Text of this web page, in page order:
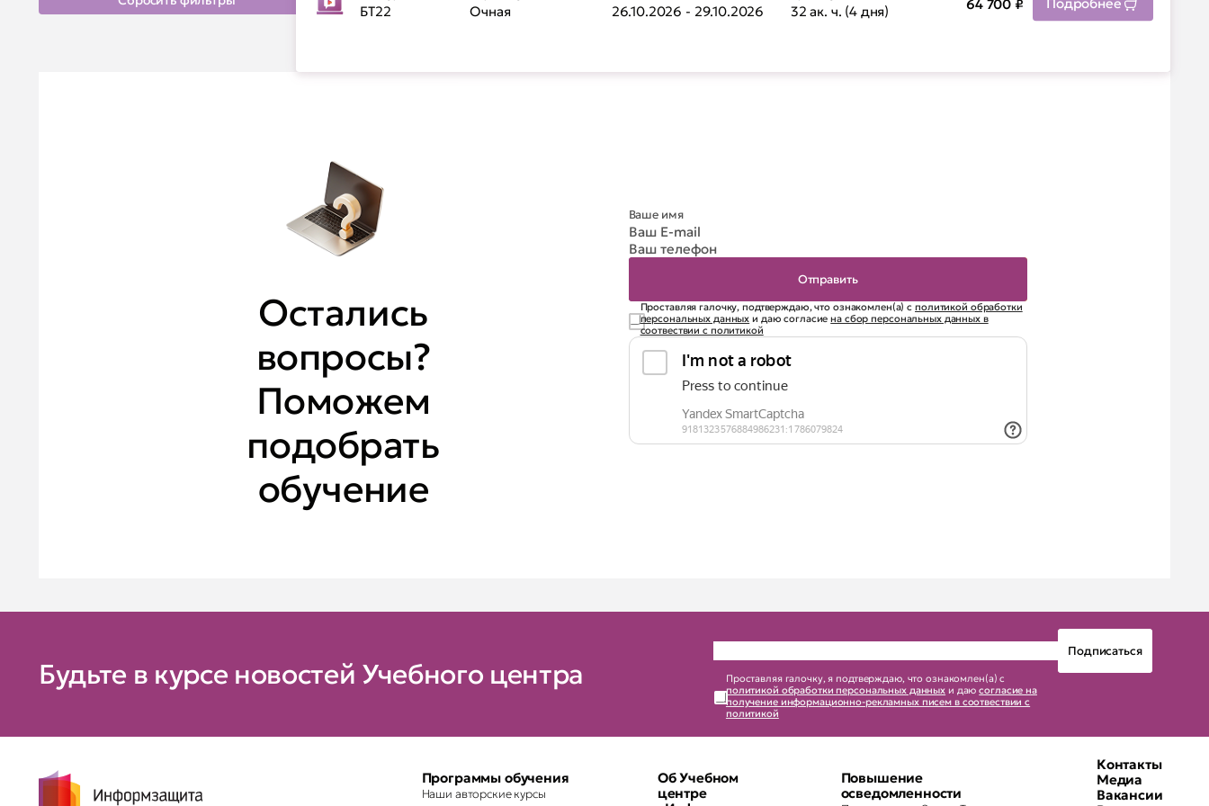
БТ22 Очная 26.10.2026 - 29.10.2026 32 ак. ч. (4 дня) 64 700 ₽ Подробнее
Остались
вопросы?
Поможем
подобрать
обучение
Проставляя галочку, подтверждаю, что ознакомлен(а) сполитикой обработки
персональных данных и даю согласиена сбор персональных данных в
соотвествии с политикой
Будьте в курсе новостей Учебного центра
Проставляя галочку, я подтверждаю, что ознакомлен(а) с
политикой обработки персональных данных и даюсогласие на
получение информационно-рекламных писем в соотвествии с
политикой
Программы обучения
Наши авторские курсы
Об Учебном
центре
Повышение
осведомленности
Контакты
Медиа
Вакансии